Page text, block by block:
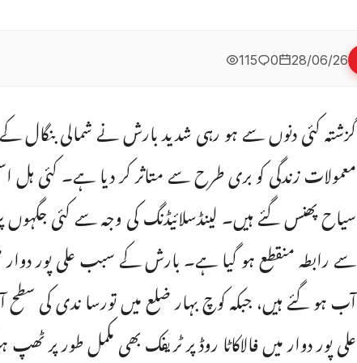
115 0 28/06/26
گزشتہ کئی دنوں سے ہو رہی شدید بارش نے شمالی بنگال
معمولات زندگی کو بری طرح سے متاثر کر دیا ہے۔ کئی ہل
سیاح پھنس گئے ہیں۔ لینڈسلائیڈنگ کی وجہ سے کئی جگہوں
سے رابطہ منقطع ہو گیا ہے۔ بارش کے سبب علی پور
آب ہو گئے ہیں، جبکہ کوچ بہار ضلع میں تورسا ندی کی
علی پور دوار میں فالاکاٹا روڈ پر ٹریفک بھی مکمل طور پر